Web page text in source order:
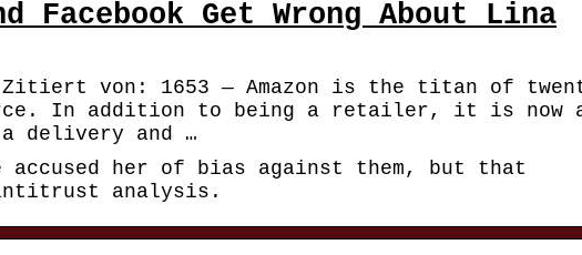
Facebook Get Wrong About Lina
Zitiert von: 1653 — Amazon is the titan of
In addition to being a retailer, it is now
delivery and …
accused her of bias against them, but that
analysis.